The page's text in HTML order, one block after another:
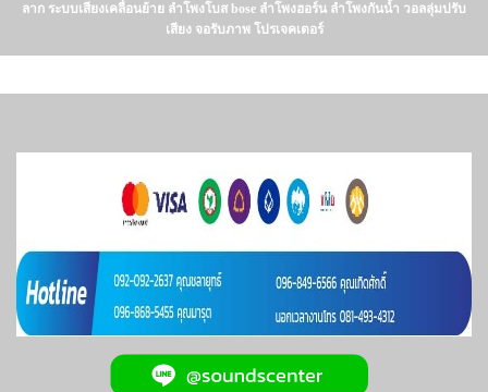
ลาก ระบบเสียงเคลื่อนย้าย ลำโพงโบส bose ลำโพงฮอร์น ลำโพงกันน้ำ วอลลุ่มปรับ
เสียง จอรับภาพ โปรเจคเตอร์